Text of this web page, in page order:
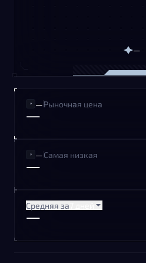
—
—Рыночная цена
—
—Самая низкая
—
Средняя за
—